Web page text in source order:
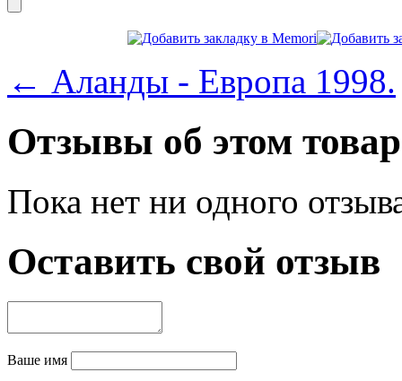
← Аланды - Европа 1998.
Отзывы об этом
Пока нет ни одного
Оставить свой отзыв
Ваше имя